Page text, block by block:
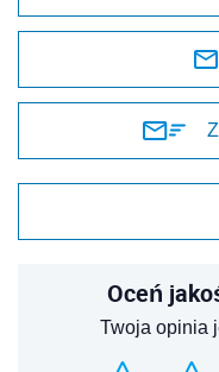
Oceń
Twoja opinia